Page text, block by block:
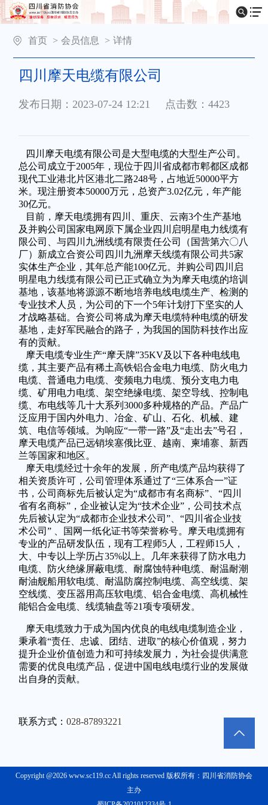
首页 > 会员信息 > 详情
四川摩天电缆有限公司
发布日期：2023-07-24 12:21 点击数：4423
四川摩天电缆有限公司是大型电缆的大型生产公司。
总公司成立于2005年，现位于四川省成都市郫都区成都
现代工业港北片区港北二路248号，占地近50000平方
米。现注册资本50000万元，总资产3.02亿元，年产能
30亿元。
目前，摩天电缆拥有四川、重庆、云南3个生产基地
及并购公司国家电网原下属企业四川启明星电力线缆有
限公司、与四川九洲线缆有限责任公司（国营第六〇八
厂）新成立合资公司四川九洲摩天线缆有限公司共5家
实体生产企业，其年总产能100亿元。并购公司四川启
明星电力线缆有限公司已正式确立为为摩天电缆的培训
基地，该基地将源源不断地培养电线电缆生产、检测的
专业技术人员，为公司的下一个5年计划打下坚实的人
才战略基础。合资公司将成为摩天电缆特种电缆的研发
基地，走好军民融合的路子，为我国的国防科技作出应
有的贡献。
摩天电缆专业生产“摩天牌”35KV及以下各种电线电
缆，其主要产品有稀土高铁铝合金电力电缆、防火电力
电缆、普通电力电缆、变频电力电缆、预分支电力电
缆、矿用电力电缆、架空绝缘电缆、架空导线、控制电
缆、布电线等几十大系列3000多种规格的产品。产品广
泛应用于国内外电力、冶金、矿山、石化、机械、建
筑、电信等领域。为响应“一带一路”及“走出去”号召，
摩天电缆产品已远销埃塞俄比亚、越南、柬埔寨、新西
兰等国家和地区。
摩天电缆经过十余年的发展，所产电缆产品均获得了
相关资质许可，公司管理体系通过了“三体系合一”证
书，公司商标先后被认定为“成都市有名商标”、“四川
省有名商标”，企业被认定为“技术企业”，公司技术点
先后被认定为“成都市企业技术公司”、“四川省企业技
术公司” 、国网一纸化证书等荣誉称号。摩天电缆拥有
专业的产品研发队伍，现有工程师5人，工程师15人，
大、中专以上学历占35%以上。几年来获得了防水电力
电缆、防火绝缘屏蔽电缆、耐腐蚀特种电缆、耐温耐潮
耐油舰船用软电缆、耐温防腐控制电缆、高空线缆、架
空线缆、变压器用高压软电缆、铝合金电缆、高机械性
能铝合金电缆、线缆轴盘等21项专项研发。
摩天电缆致力于成为国内优良的电线电缆制造企业，
秉承着“责任、忠诚、团结、进取”的核心价值观，努力
提升企业价值创造力和可持续发展力，为社会提供满意
需要的优良电缆产品，促进中国电线电缆行业的发展做
出自身的贡献。
联系方式：028-87893221
Copyright @2026 www.sc119.cc All rights reserved 版权所有：四川省消防协会
主办